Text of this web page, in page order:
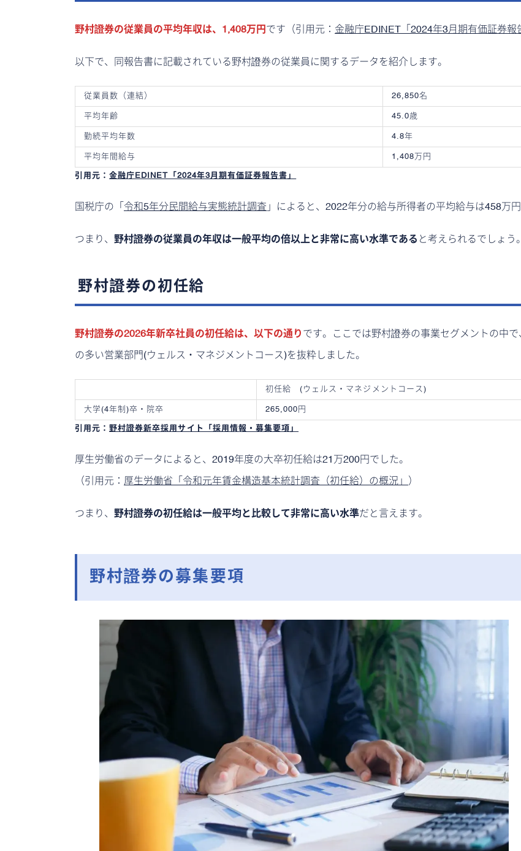
野村證券の従業員の平均年収は、1,408万円 です（引用元： 金融庁EDINET「2024年3月期有価証券報
以下で、同報告書に記載されている野村證券の従業員に関するデータを紹介します。
従業員数（連結） 26,850名
平均年齢 45.0歳
勤続平均年数 4.8年
平均年間給与 1,408万円
引用元：金融庁EDINET「2024年3月期有価証券報告書」
国税庁の「 令和5年分民間給与実態統計調査 」によると、2022年分の給与所得者の平均給与は458万円
つまり、 野村證券の従業員の年収は一般平均の倍以上と非常に高い水準である と考えられるでしょう。
野村證券の初任給
野村證券の2026年新卒社員の初任給は、以下の通り です。ここでは野村證券の事業セグメントの中
の多い営業部門(ウェルス・マネジメントコース)を抜粋しました。
初任給 (ウェルス・マネジメントコース)
大学(4年制)卒・院卒 265,000円
引用元：野村證券新卒採用サイト「採用情報・募集要項」
厚生労働省のデータによると、2019年度の大卒初任給は21万200円でした。
（引用元： 厚生労働省「令和元年賃金構造基本統計調査（初任給）の概況」 ）
つまり、 野村證券の初任給は一般平均と比較して非常に高い水準だと言えます。
野村證券の募集要項